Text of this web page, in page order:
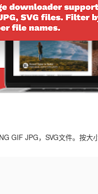
GIF JPG，SVG文件。按大